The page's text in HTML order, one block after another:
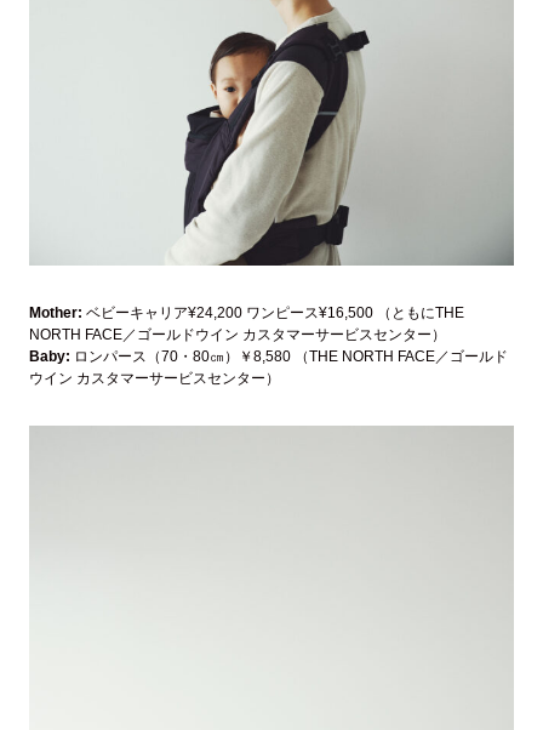
Mother: ベビーキャリア¥24,200 ワンピース¥16,500 （ともにTHE
NORTH FACE／ゴールドウイン カスタマーサービスセンター）
Baby: ロンパース（70・80㎝）￥8,580 （THE NORTH FACE／ゴールド
ウイン カスタマーサービスセンター）